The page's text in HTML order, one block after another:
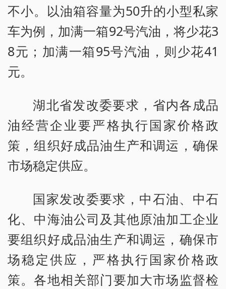
不小。以油箱容量为50升的小型私家
车为例，加满一箱92号汽油，将少花3
8元；加满一箱95号汽油，则少花41
元。
湖北省发改委要求，省内各成品
油经营企业要严格执行国家价格政
策，组织好成品油生产和调运，确保
市场稳定供应。
国家发改委要求，中石油、中石
化、中海油公司及其他原油加工企业
要组织好成品油生产和调运，确保市
场稳定供应，严格执行国家价格政
策。各地相关部门要加大市场监督检